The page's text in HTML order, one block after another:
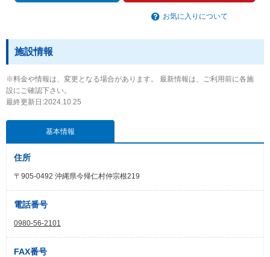
お気に入りについて
施設情報
※料金や情報は、変更となる場合があります。 最新情報は、ご利用前に各施
設にご確認下さい。
最終更新日:2024.10.25
基本情報
住所
〒905-0492 沖縄県今帰仁村仲宗根219
電話番号
0980-56-2101
FAX番号